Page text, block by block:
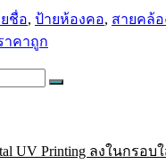
ชื่อ, ป้ายห้องคอ, สายคล้
าคาถูก
Search
UV Printing ลงในกรอ